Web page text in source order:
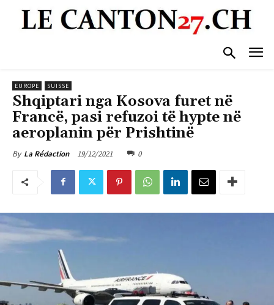
EUROPE SUISSE
Shqiptari nga Kosova furet në
Francë, pasi refuzoi të hypte në
aeroplanin për Prishtinë
By La Rédaction 19/12/2021 0